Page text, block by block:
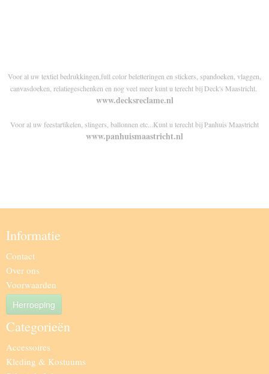
Voor al uw textiel bedrukkingen,full color beletteringen en stickers, spandoeken, vlaggen,
canvasdoeken, relatiegeschenken en nog veel meer kunt u terecht bij Deck's Maastricht.
www.decksreclame.nl
Voor al uw feestartikelen, slingers, ballonnen etc...Kunt u terecht bij Panhuis Maastricht
www.panhuismaastricht.nl
Informatie
Contact
Over ons
Voorwaarden
Herroeping
Categorieën
Accessoires
Kleding & Kostuums